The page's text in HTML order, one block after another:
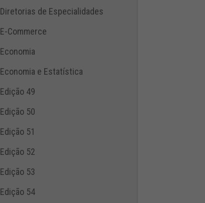
Diretorias de Especialidades
E-Commerce
Economia
Economia e Estatística
Edição 49
Edição 50
Edição 51
Edição 52
Edição 53
Edição 54